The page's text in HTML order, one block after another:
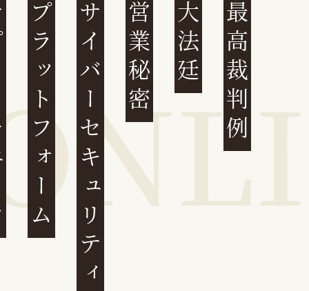
プラットフォームサイバーセキュリティ 営業秘密 大法廷 最高裁判例